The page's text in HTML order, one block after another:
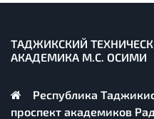
ТАДЖИКСКИЙ
АКАДЕМИКА М.С. ОСИМИ
Республика
проспект академиков